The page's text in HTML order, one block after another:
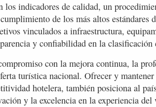
los indicadores de calidad, un
de los más altos estándares
vinculados a infraestructura,
y confiabilidad en la clasificación
con la mejora continua, la
turística nacional. Ofrecer y mantener
hotelera, también posiciona al
y la excelencia en la experiencia del